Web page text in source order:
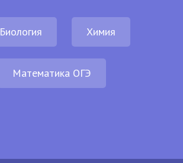
Биология Химия
Математика ОГЭ